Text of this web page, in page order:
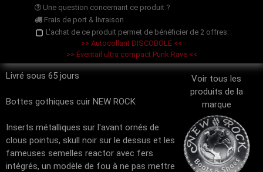
Une question concernant ce produit ?
Frais de port & livraison
L'achat de ce produit permet de bénéficier de 2 offres:
>> Autocollant DISCOBOLE <<
>> Éventail ultra compact Punk Rave <<
Voir tous les
produits de la
marque
Livré sous 65 jours
Bottes gothiques cuir NEW ROCK
Inserts métalliques sur l'avant ornés de
clous pointus, skull noir sur le dessus et les
fameuses semelles reactor avec fers
intégrés, un modèle de fou à ne pas mettre